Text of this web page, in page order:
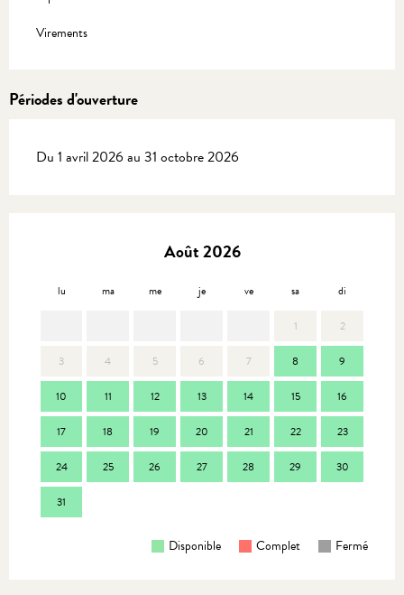
Virements
Périodes d'ouverture
Du 1 avril 2026 au 31 octobre 2026
Août 2026
lu ma me je ve sa di
1 2
3 4 5 6 7 8 9
10 11 12 13 14 15 16
17 18 19 20 21 22 23
24 25 26 27 28 29 30
31
Disponible Complet Fermé